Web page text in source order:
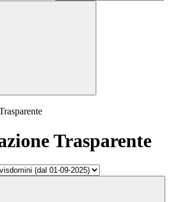
Trasparente